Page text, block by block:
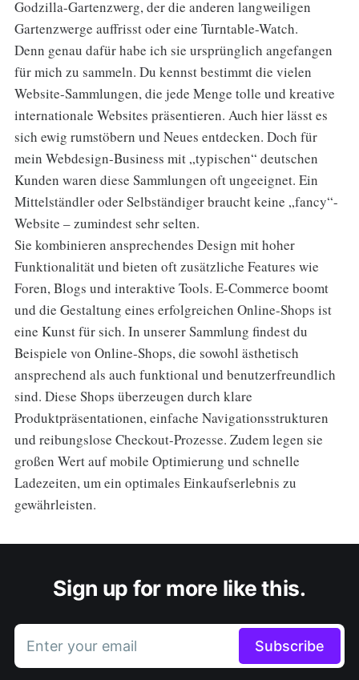
Godzilla-Gartenzwerg, der die anderen langweiligen
Gartenzwerge auffrisst oder eine Turntable-Watch.
Denn genau dafür habe ich sie ursprünglich angefangen
für mich zu sammeln. Du kennst bestimmt die vielen
Website-Sammlungen, die jede Menge tolle und kreative
internationale Websites präsentieren. Auch hier lässt es
sich ewig rumstöbern und Neues entdecken. Doch für
mein Webdesign-Business mit „typischen“ deutschen
Kunden waren diese Sammlungen oft ungeeignet. Ein
Mittelständler oder Selbständiger braucht keine „fancy“-
Website – zumindest sehr selten.
Sie kombinieren ansprechendes Design mit hoher
Funktionalität und bieten oft zusätzliche Features wie
Foren, Blogs und interaktive Tools. E-Commerce boomt
und die Gestaltung eines erfolgreichen Online-Shops ist
eine Kunst für sich. In unserer Sammlung findest du
Beispiele von Online-Shops, die sowohl ästhetisch
ansprechend als auch funktional und benutzerfreundlich
sind. Diese Shops überzeugen durch klare
Produktpräsentationen, einfache Navigationsstrukturen
und reibungslose Checkout-Prozesse. Zudem legen sie
großen Wert auf mobile Optimierung und schnelle
Ladezeiten, um ein optimales Einkaufserlebnis zu
gewährleisten.
Sign up for more like this.
Enter your email Subscribe